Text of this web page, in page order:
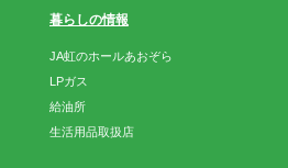
暮らしの情報
JA虹のホールあおぞら
LPガス
給油所
生活用品取扱店